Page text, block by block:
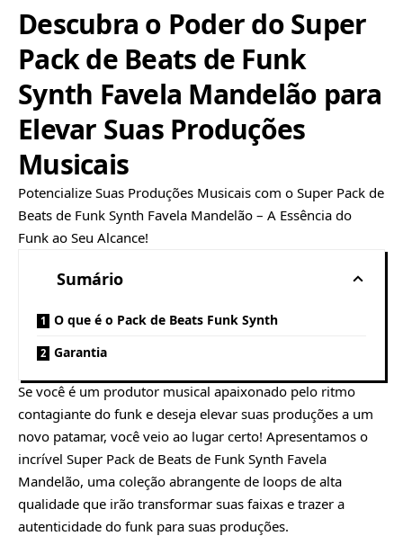
Descubra o Poder do Super
Pack de Beats de Funk
Synth Favela Mandelão para
Elevar Suas Produções
Musicais
Potencialize Suas Produções Musicais com o Super Pack de
Beats de Funk Synth Favela Mandelão – A Essência do
Funk ao Seu Alcance!
Sumário
O que é o Pack de Beats Funk Synth
Garantia
Se você é um produtor musical apaixonado pelo ritmo
contagiante do funk e deseja elevar suas produções a um
novo patamar, você veio ao lugar certo! Apresentamos o
incrível Super Pack de Beats de Funk Synth Favela
Mandelão, uma coleção abrangente de loops de alta
qualidade que irão transformar suas faixas e trazer a
autenticidade do funk para suas produções.